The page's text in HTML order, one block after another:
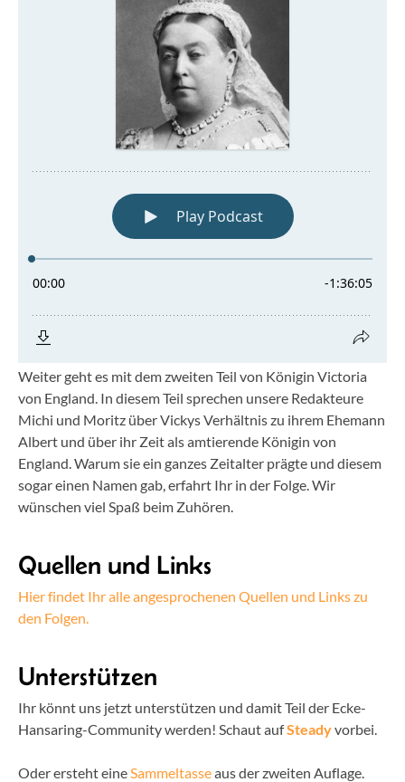
Weiter geht es mit dem zweiten Teil von Königin Victoria
von England. In diesem Teil sprechen unsere Redakteure
Michi und Moritz über Vickys Verhältnis zu ihrem Ehemann
Albert und über ihr Zeit als amtierende Königin von
England. Warum sie ein ganzes Zeitalter prägte und diesem
sogar einen Namen gab, erfahrt Ihr in der Folge. Wir
wünschen viel Spaß beim Zuhören.
Quellen und Links
Hier findet Ihr alle angesprochenen Quellen und Links zu
den Folgen.
Unterstützen
Ihr könnt uns jetzt unterstützen und damit Teil der Ecke-
Hansaring-Community werden! Schaut aufSteadyvorbei.
Oder ersteht eineSammeltasseaus der zweiten Auflage.